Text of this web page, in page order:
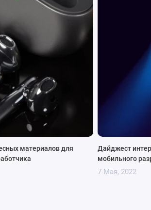
материалов для
Дайджест
мобильного
7 Мая, 2022